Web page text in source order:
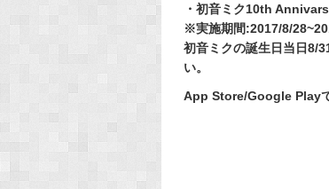
・初音ミク10th
※実施期間:2017/8/
初音ミクの誕生日当日8/
い。
App Store/Google Play